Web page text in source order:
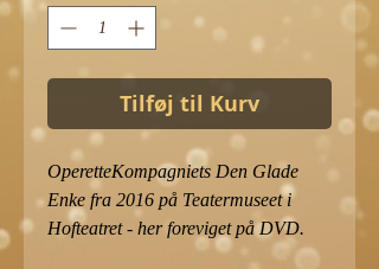
Tilføj til Kurv
OperetteKompagniets Den Glade
Enke fra 2016 på Teatermuseet i
Hofteatret - her foreviget på DVD.